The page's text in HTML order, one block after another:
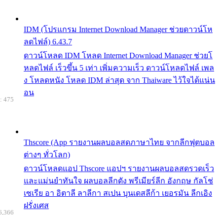
IDM (โปรแกรม Internet Download Manager ช่วยดาวน์โห
ลดไฟล์) 6.43.7
ดาวน์โหลด IDM โหลด Internet Download Manager ช่วยโ
หลดไฟล์ เร็วขึ้น 5 เท่า เพิ่มความเร็ว ดาวน์โหลดไฟล์ เพล
ง โหลดหนัง โหลด IDM ล่าสุด จาก Thaiware ไว้ใจได้แน่น
อน
Thscore (App รายงานผลบอลสดภาษาไทย จากลีกฟุตบอล
ต่างๆ ทั่วโลก)
ดาวน์โหลดแอป Thscore แอปฯ รายงานผลบอลสดรวดเร็ว
และแม่นยำทันใจ ผลบอลลีกดัง พรีเมียร์ลีก อังกฤษ กัลโช่
เซเรีย อา อิตาลี ลาลีกา สเปน บุนเดสลีก้า เยอรมัน ลีกเอิง
ฝรั่งเศส
475